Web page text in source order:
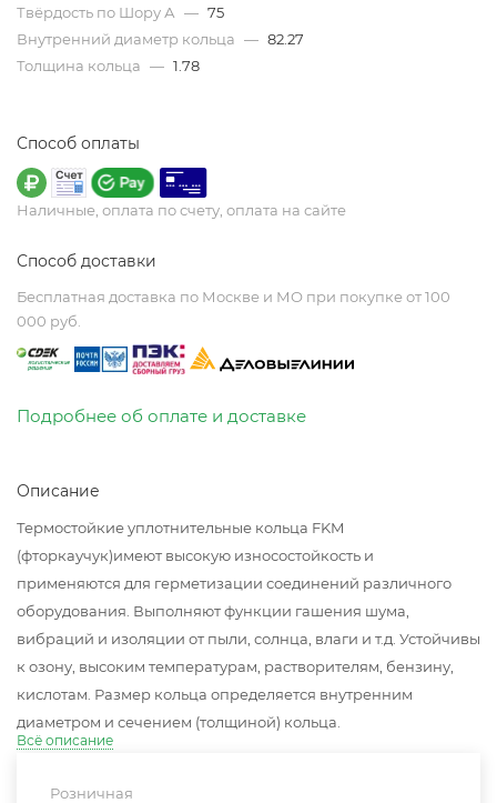
Твёрдость по Шору А — 75
Внутренний диаметр кольца — 82.27
Толщина кольца — 1.78
Способ оплаты
Наличные, оплата по счету, оплата на сайте
Способ доставки
Бесплатная доставка по Москве и МО при покупке от 100
000 руб.
Подробнее об оплате и доставке
Описание
Термостойкие уплотнительные кольца FKM
(фторкаучук)имеют высокую износостойкость и
применяются для герметизации соединений различного
оборудования. Выполняют функции гашения шума,
вибраций и изоляции от пыли, солнца, влаги и т.д. Устойчивы
к озону, высоким температурам, растворителям, бензину,
кислотам. Размер кольца определяется внутренним
диаметром и сечением (толщиной) кольца.
Всё описание
Розничная